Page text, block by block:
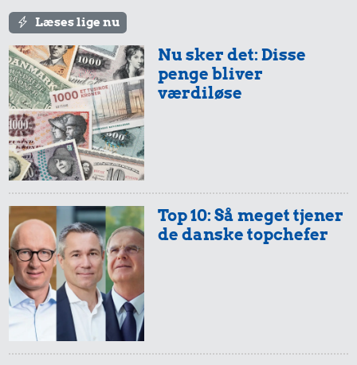
Læses lige nu
Nu sker det: Disse
penge bliver
værdiløse
Top 10: Så meget tjener
de danske topchefer